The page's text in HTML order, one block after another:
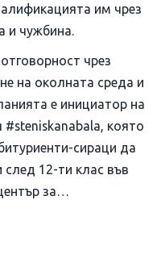
им чрез
и чужбина.
чрез
на околната среда и
е инициатор на
#steniskanabala, която
сираци да
12-ти клас във
за